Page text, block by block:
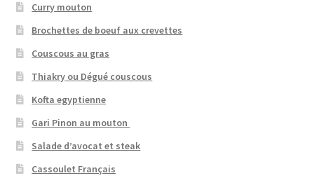
Curry mouton
Brochettes de boeuf aux crevettes
Couscous au gras
Thiakry ou Dégué couscous
Kofta egyptienne
Gari Pinon au mouton
Salade d’avocat et steak
Cassoulet Français